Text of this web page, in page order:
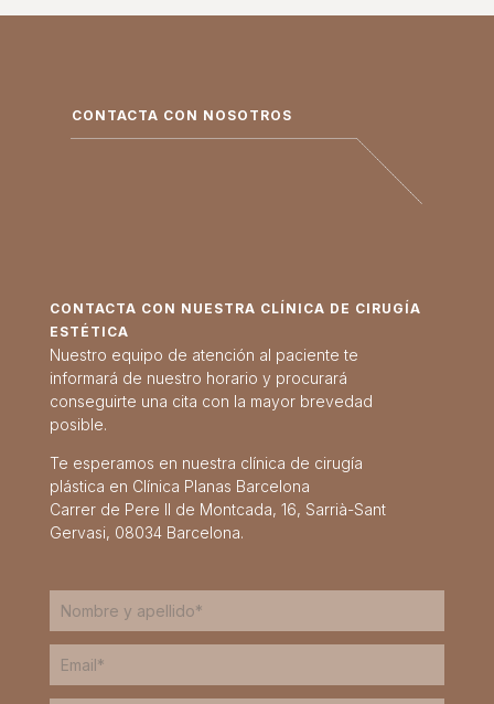
CONTACTA CON NOSOTROS
CONTACTA CON NUESTRA CLÍNICA DE CIRUGÍA
ESTÉTICA
Nuestro equipo de atención al paciente te
informará de nuestro horario y procurará
conseguirte una cita con la mayor brevedad
posible.
Te esperamos en nuestra clínica de cirugía
plástica en Clínica Planas Barcelona
Carrer de Pere II de Montcada, 16, Sarrià-Sant
Gervasi, 08034 Barcelona.